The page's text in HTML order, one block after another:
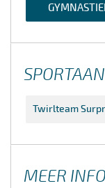
Twirlteam
MEER